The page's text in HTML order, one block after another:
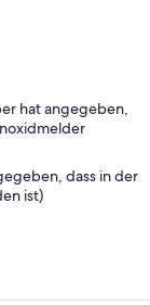
hat angegeben,
dass in der
ist)